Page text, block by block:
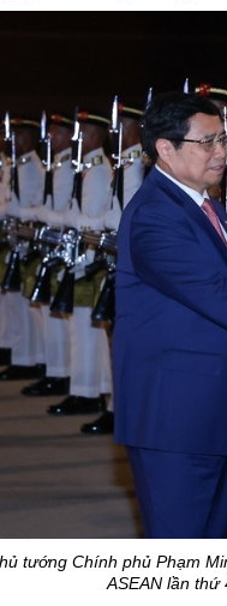
tướng Chính phủ Phạm
ASEAN lần thứ